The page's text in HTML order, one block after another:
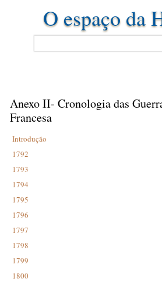
O espaço da
Anexo II- Cronologia das
Francesa
Introdução
1792
1793
1794
1795
1796
1797
1798
1799
1800